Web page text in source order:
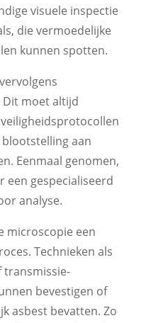
visuele inspectie
die vermoedelijke
kunnen spotten.
moet altijd
aan
Eenmaal genomen,
een gespecialiseerd
analyse.
microscopie een
Technieken als
transmissie-
bevestigen of
asbest bevatten. Zo